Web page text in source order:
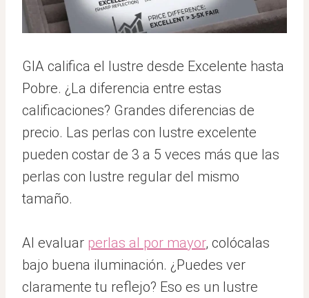
GIA califica el lustre desde Excelente hasta
Pobre. ¿La diferencia entre estas
calificaciones? Grandes diferencias de
precio. Las perlas con lustre excelente
pueden costar de 3 a 5 veces más que las
perlas con lustre regular del mismo
tamaño.
Al evaluar perlas al por mayor, colócalas
bajo buena iluminación. ¿Puedes ver
claramente tu reflejo? Eso es un lustre